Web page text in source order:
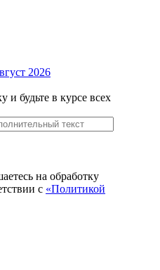
2026
будьте в курсе всех
на обработку
с «Политикой